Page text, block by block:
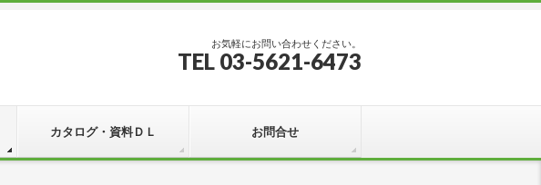
お気軽にお問い合わせください。
TEL 03-5621-6473
カタログ・資料ＤＬ お問合せ